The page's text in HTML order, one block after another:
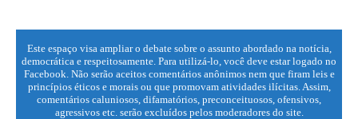
Este espaço visa ampliar o debate sobre o assunto abordado na notícia,
democrática e respeitosamente. Para utilizá-lo, você deve estar logado no
Facebook. Não serão aceitos comentários anônimos nem que firam leis e
princípios éticos e morais ou que promovam atividades ilícitas. Assim,
comentários caluniosos, difamatórios, preconceituosos, ofensivos,
agressivos etc. serão excluídos pelos moderadores do site.